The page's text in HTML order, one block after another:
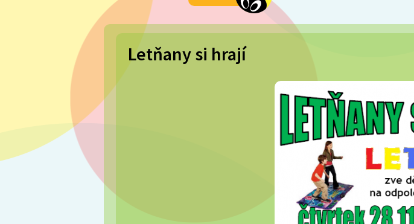
Letňany si hrají